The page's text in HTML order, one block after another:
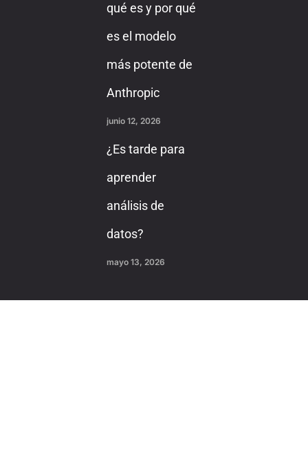
qué es y por qué
es el modelo
más potente de
Anthropic
junio 12, 2026
¿Es tarde para
aprender
análisis de
datos?
mayo 13, 2026